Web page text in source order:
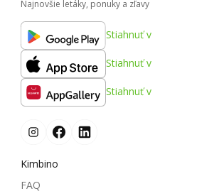
Najnovšie letáky, ponuky a zľavy
Stiahnuť v
Stiahnuť v
Stiahnuť v
Kimbino
FAQ